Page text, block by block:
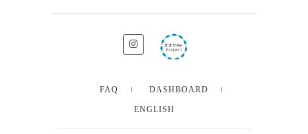
FAQ DASHBOARD
ENGLISH